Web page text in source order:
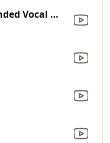
The Spirit (Extended Vocal Mix)